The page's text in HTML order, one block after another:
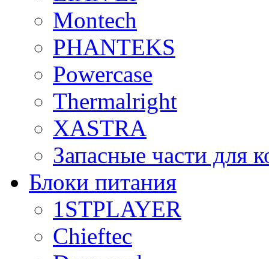
Montech
PHANTEKS
Powercase
Thermalright
XASTRA
Запасные части для
Блоки питания
1STPLAYER
Chieftec